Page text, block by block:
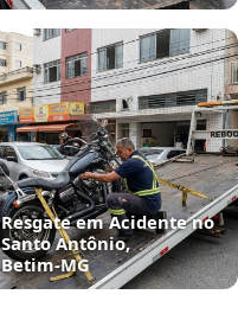
Resgate em Acidente no
Santo Antônio,
Betim‑MG